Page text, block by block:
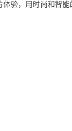
验，用时尚和智能